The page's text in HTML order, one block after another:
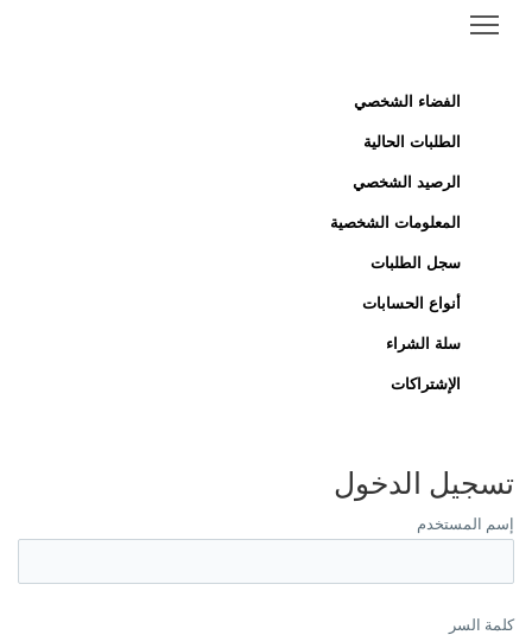
الفضاء الشخصي
الطلبات الحالية
الرصيد الشخصي
المعلومات الشخصية
سجل الطلبات
أنواع الحسابات
سلة الشراء
الإشتراكات
تسجيل الدخول
إسم المستخدم
كلمة السر